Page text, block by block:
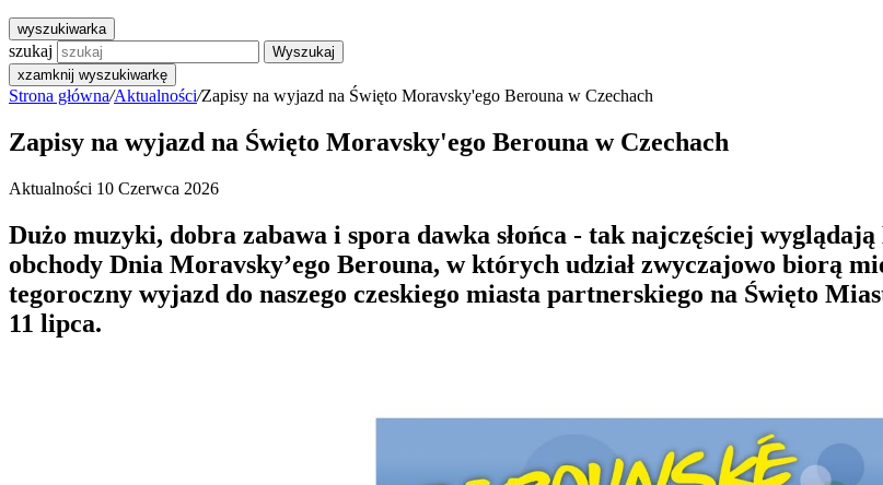
wyszukiwarka
szukaj
Wyszukaj
xzamknij wyszukiwarkę
Strona główna/Aktualności/Zapisy na wyjazd na Święto Moravsky'ego Berouna w Czechach
Zapisy na wyjazd na Święto Moravsky'ego Berouna w Czechach
Aktualności 10 Czerwca 2026
Dużo muzyki, dobra zabawa i spora dawka słońca - tak najczęściej
obchody Dnia Moravsky’ego Berouna, w których udział zwyczajowo biorą
tegoroczny wyjazd do naszego czeskiego miasta partnerskiego na Święto
11 lipca.